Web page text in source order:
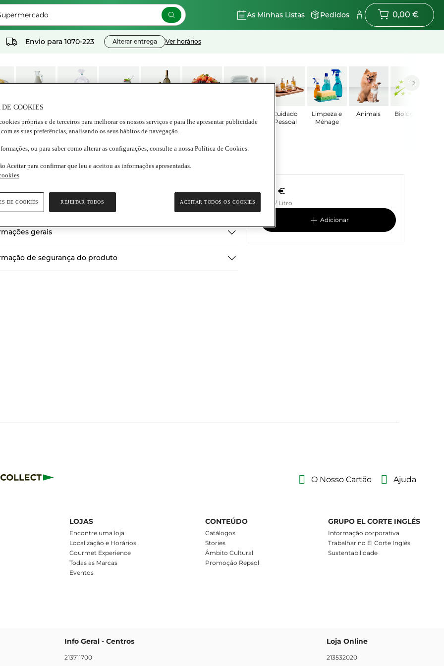
As Minhas Listas Pedidos 0,00 €
Envio para 1070-223 Alterar entrega Ver horários
ovos
Bem estar
Cuidado
Pessoal
Limpeza e
Ménage
Animais Biológicos
nacional
cl
(0)
Escrever uma opinião
gerais
de segurança do produto
0,64 €
1,94 € / Litro
adicionar
O Nosso Cartão Ajuda
LOJAS
Encontre uma loja
Localização e Horários
Gourmet Experience
Todas as Marcas
Eventos
CONTEÚDO
Catálogos
Stories
Âmbito Cultural
Promoção Repsol
GRUPO EL CORTE INGLÉS
Informação corporativa
Trabalhar no El Corte Inglês
Sustentabilidade
Info Geral - Centros
213711700
Loja Online
213532020
COOKIES
próprias e de terceiros para melhorar os nossos serviços e para lhe apresentar publicidade
as suas preferências, analisando os seus hábitos de navegação.
ou para saber como alterar as configurações, consulte a nossa Política de Cookies.
Aceitar para confirmar que leu e aceitou as informações apresentadas.
REJEITAR TODOS ACEITAR TODOS OS COOKIES
DE COOKIES